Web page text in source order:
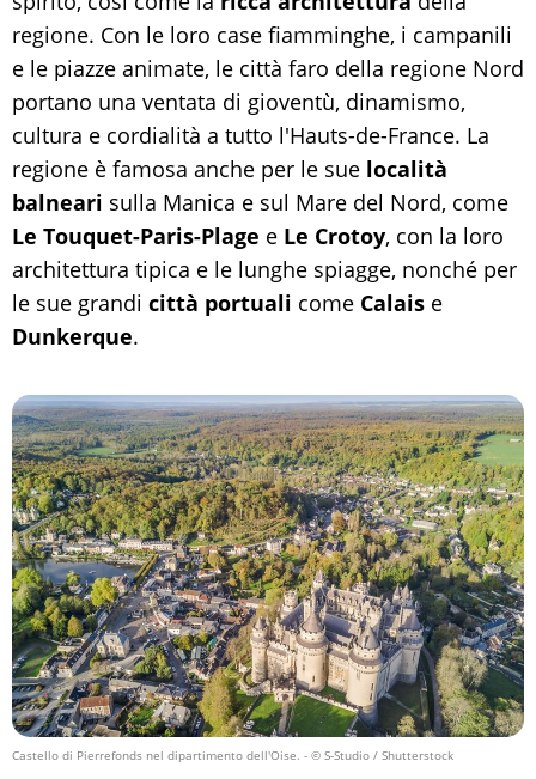
regione. Con le loro case fiamminghe, i campanili
e le piazze animate, le città faro della regione Nord
portano una ventata di gioventù, dinamismo,
cultura e cordialità a tutto l'Hauts-de-France. La
regione è famosa anche per le sue località
balneari sulla Manica e sul Mare del Nord, come
Le Touquet-Paris-Plage e Le Crotoy, con la loro
architettura tipica e le lunghe spiagge, nonché per
le sue grandi città portuali come Calais e
Dunkerque.
Castello di Pierrefonds nel dipartimento dell'Oise. - © S-Studio / Shutterstock